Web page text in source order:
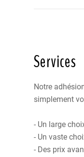
Services
Notre
simplement
- Un large
- Un vaste
- Des prix